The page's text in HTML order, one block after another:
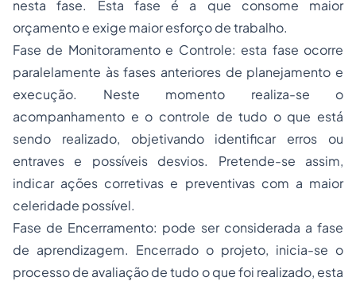
nesta fase. Esta fase é a que consome maior
orçamento e exige maior esforço de trabalho.
Fase de Monitoramento e Controle: esta fase ocorre
paralelamente às fases anteriores de planejamento e
execução. Neste momento realiza-se o
acompanhamento e o controle de tudo o que está
sendo realizado, objetivando identificar erros ou
entraves e possíveis desvios. Pretende-se assim,
indicar ações corretivas e preventivas com a maior
celeridade possível.
Fase de Encerramento: pode ser considerada a fase
de aprendizagem. Encerrado o projeto, inicia-se o
processo de avaliação de tudo o que foi realizado, esta